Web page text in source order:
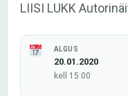
LIISI LUKK
ALGUS
20.01.2020
kell 15:00